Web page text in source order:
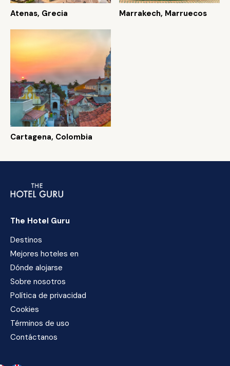
Atenas, Grecia Marrakech, Marruecos
Cartagena, Colombia
The Hotel Guru
Destinos
Mejores hoteles en
Dónde alojarse
Sobre nosotros
Política de privacidad
Cookies
Términos de uso
Contáctanos